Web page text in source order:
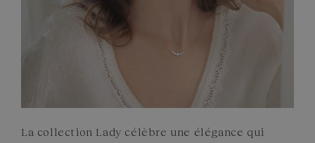
La collection Lady célèbre une élégance qui